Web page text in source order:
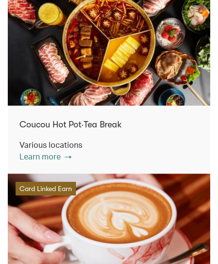
Coucou Hot Pot‧Tea Break
Various locations
Learn more
Card Linked Earn